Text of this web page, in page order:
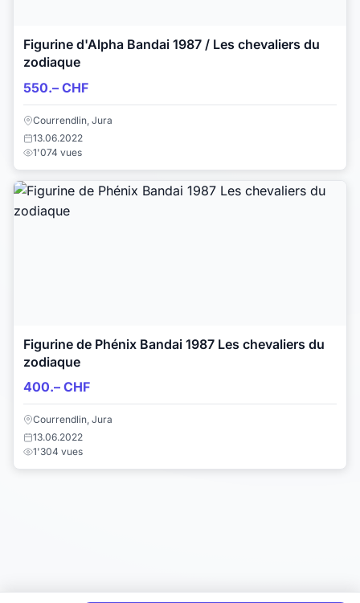
Figurine d'Alpha Bandai 1987 / Les chevaliers du
zodiaque
550.– CHF
Courrendlin, Jura
13.06.2022
1'074 vues
Figurine de Phénix Bandai 1987 Les chevaliers du
zodiaque
400.– CHF
Courrendlin, Jura
13.06.2022
1'304 vues